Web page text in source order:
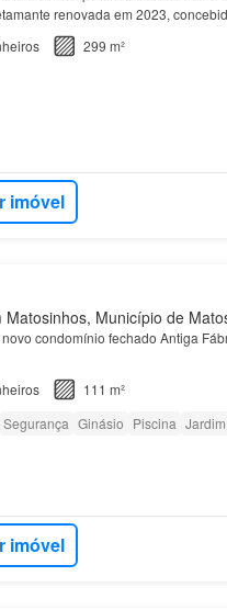
renovada em 2023,
propriedade é o anexo
299 m²
imóvel
Matosinhos, Município de
condomínio fechado Antiga
111 m²
Segurança Ginásio Piscina Jardim
imóvel